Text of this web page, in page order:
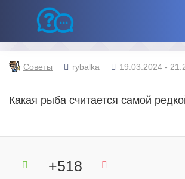
Советы rybalka 19.03.2024 -
Какая рыба считается самой
+518